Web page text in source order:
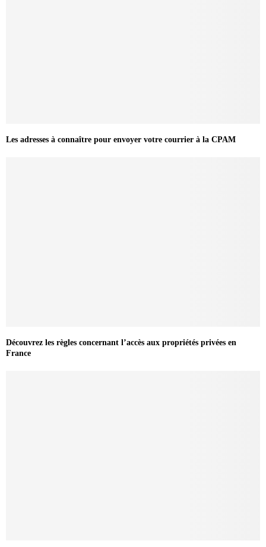
Les adresses à connaître pour envoyer votre courrier à la CPAM
Découvrez les règles concernant l’accès aux propriétés privées en
France